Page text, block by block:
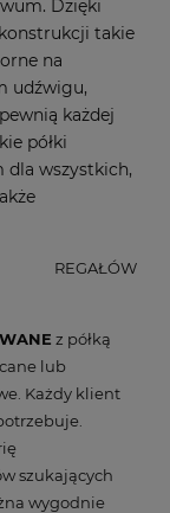
Dzięki
takie
na
udźwigu,
każdej
półki
dla wszystkich,
REGAŁÓW
z półką
lub
Każdy klient
szukających
wygodnie